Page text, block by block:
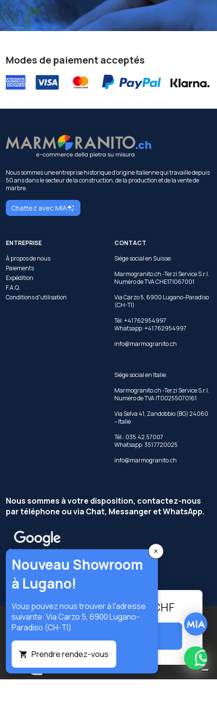
- + 54,00 CHF
Modes de paiement acceptés
Nous sommes une entreprise historique d'origine italienne qui travaille depuis
50 ans dans le secteur de la construction, de la production et de la vente de
marbre.
Chattez avec MIA
ENTREPRISE
À propos de nous
Paiements
Expédition
F.A.Q.
Conditions d'utilisation
CONTACT
Siège social en Suisse:
Marmogranito.ch -Terzi Service S.r.l.
Numéro de TVA CHE171067001
Via Carzo 5, 6900 Lugano-Paradiso
(CH-TI)
Tél: +41 762954997
Whatsapp:+41 762954997
info@marmogranito.ch
Siège social en Italie:
Marmogranito.ch -Terzi Service S.r.l.
Numéro de TVA IT00255070161
Via Selva 41, Zandobbio (BG) 24060
– Italie
Tél.: 035.42.57007
Whatsapp: 351 7720025
info@marmogranito.ch
Nous sommes à votre disposition, contactez-nous
par téléphone ou via Chat, Messanger et WhatsApp.
Copyright © Terzi Service S.r.l. — Tous droits réservés.
Digital
×
Nouveau Showroom
à Lugano!
Vous pouvez nous trouver à l'adresse
suivante: Via Carzo 5, 6900 Lugano-
Paradiso (CH-TI)
Prendre rendez-vous